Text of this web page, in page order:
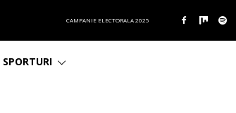
CAMPANIE ELECTORALA 2025